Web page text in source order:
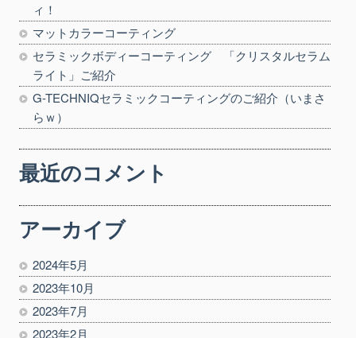
ィ！
マットカラーコーティング
セラミックボディーコーティング 「クリスタルセラム
ライト」ご紹介
G-TECHNIQセラミックコーティングのご紹介（いまさ
らｗ）
最近のコメント
アーカイブ
2024年5月
2023年10月
2023年7月
2023年2月